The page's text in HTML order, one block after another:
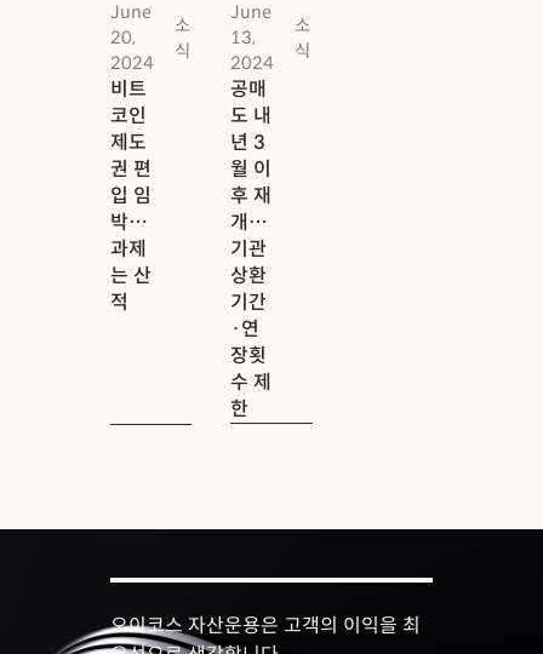
June
20,
2024
소
식
비트
코인
제도
권 편
입 임
박…
과제
는 산
적
June
13,
2024
소
식
공매
도 내
년 3
월 이
후 재
개…
기관
상환
기간
·연
장횟
수 제
한
오이코스 자산운용은 고객의 이익을 최